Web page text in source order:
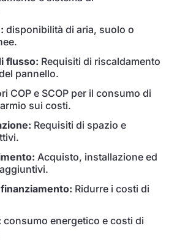
disponibilità di aria, suolo o
flusso: Requisiti di riscaldamento
pannello.
COP e SCOP per il consumo di
sui costi.
Requisiti di spazio e
Acquisto, installazione ed
Ridurre i costi di
consumo energetico e costi di